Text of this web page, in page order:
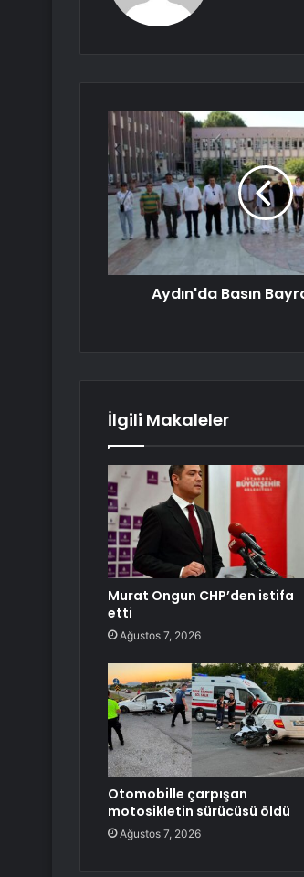
Aydın'da Basın
İlgili Makaleler
Murat Ongun CHP’den istifa
etti
Ağustos 7, 2026
Otomobille çarpışan
motosikletin sürücüsü öldü
Ağustos 7, 2026